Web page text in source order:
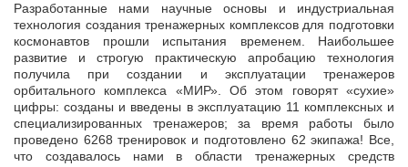
Разработанные нами научные основы и индустриальная
технология создания тренажерных комплексов для подготовки
космонавтов прошли испытания временем. Наибольшее
развитие и строгую практическую апробацию технология
получила при создании и эксплуатации тренажеров
орбитального комплекса «МИР». Об этом говорят «сухие»
цифры: созданы и введены в эксплуатацию 11 комплексных и
специализированных тренажеров; за время работы было
проведено 6268 тренировок и подготовлено 62 экипажа! Все,
что создавалось нами в области тренажерных средств